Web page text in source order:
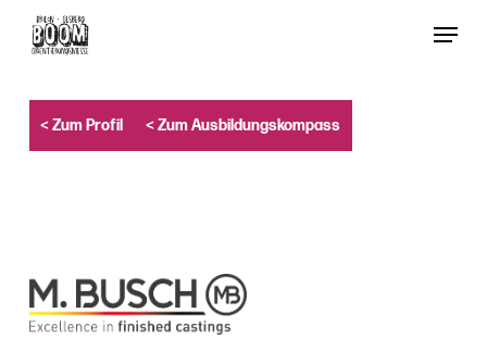
content
Menu
< Zum Profil < Zum Ausbildungskompass